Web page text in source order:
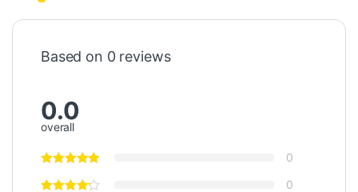
Based on 0 reviews
0.0
overall
0
0